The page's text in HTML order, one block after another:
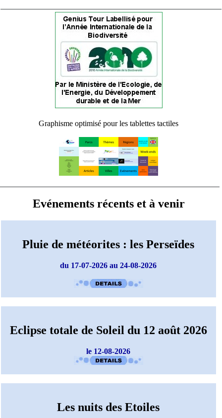
Graphisme optimisé pour les tablettes tactiles
Evénements récents et à venir
Pluie de météorites : les Perseïdes
du 17-07-2026 au 24-08-2026
Eclipse totale de Soleil du 12 août 2026
le 12-08-2026
Les nuits des Etoiles